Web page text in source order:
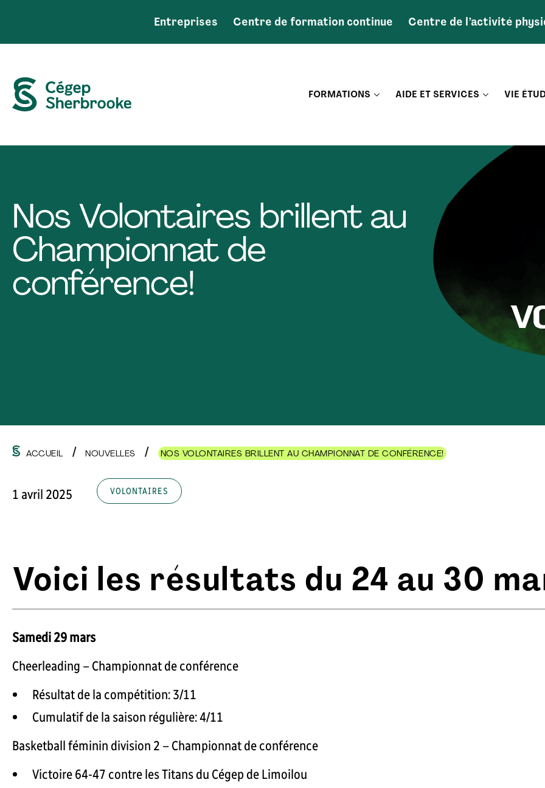
Entreprises Centre de formation continue Centre de l’activité
FORMATIONS AIDE ET SERVICES VIE
Nos Volontaires brillent au
Championnat de
conférence!
ACCUEIL NOUVELLES NOS VOLONTAIRES BRILLENT AU CHAMPIONNAT DE CONFÉRENCE!
1 avril 2025 VOLONTAIRES
Voici les résultats du 24 au 30
Samedi 29 mars
Cheerleading – Championnat de conférence
Résultat de la compétition: 3/11
Cumulatif de la saison régulière: 4/11
Basketball féminin division 2 – Championnat de conférence
Victoire 64-47 contre les Titans du Cégep de Limoilou